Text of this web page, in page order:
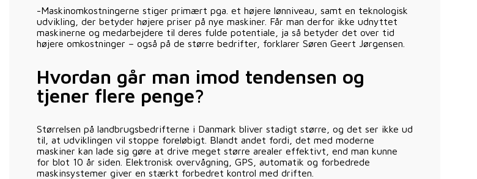
-Maskinomkostningerne stiger primært pga. et højere lønniveau, samt en teknologisk
udvikling, der betyder højere priser på nye maskiner. Får man derfor ikke udnyttet
maskinerne og medarbejdere til deres fulde potentiale, ja så betyder det over tid
højere omkostninger – også på de større bedrifter, forklarer Søren Geert Jørgensen.
Hvordan går man imod tendensen og
tjener flere penge?
Størrelsen på landbrugsbedrifterne i Danmark bliver stadigt større, og det ser ikke ud
til, at udviklingen vil stoppe foreløbigt. Blandt andet fordi, det med moderne
maskiner kan lade sig gøre at drive meget større arealer effektivt, end man kunne
for blot 10 år siden. Elektronisk overvågning, GPS, automatik og forbedrede
maskinsystemer giver en stærkt forbedret kontrol med driften.